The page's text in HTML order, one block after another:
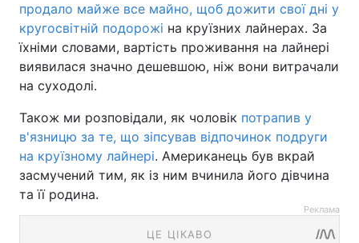
продало майже все майно, щоб дожити свої дні у
кругосвітній подорожі на круїзних лайнерах. За
їхніми словами, вартість проживання на лайнері
виявилася значно дешевшою, ніж вони витрачали
на суходолі.
Також ми розповідали, як чоловік потрапив у
в'язницю за те, що зіпсував відпочинок подруги
на круїзному лайнері. Американець був вкрай
засмучений тим, як із ним вчинила його дівчина
та її родина.
Реклама